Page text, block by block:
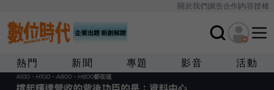
關於我們廣告合作內容授權
熱門 新聞 專題 影音 活動